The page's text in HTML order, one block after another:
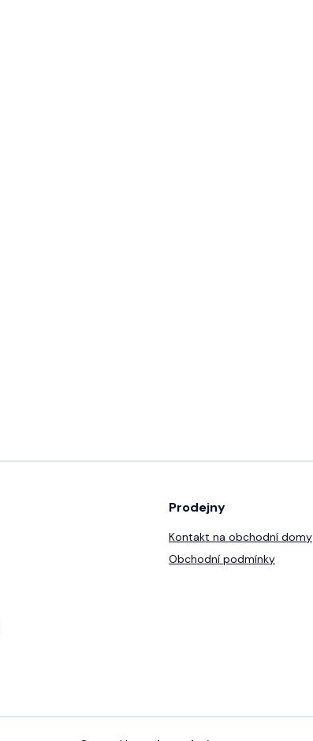
Prodejny
Kontakt na obchodní domy
Obchodní podmínky